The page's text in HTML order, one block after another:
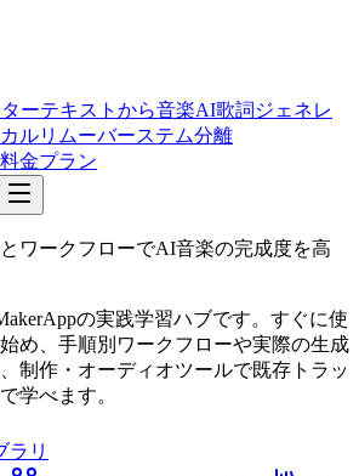
ーテキストから音楽AI歌詞ジェネレ
ルリムーバーステム分離
料金プラン
ワークフローでAI音楽の完成度を高
の実践学習ハブです。すぐに使
め、手順別ワークフローや実際の生成
制作・オーディオツールで既存トラッ
学べます。
ラリ